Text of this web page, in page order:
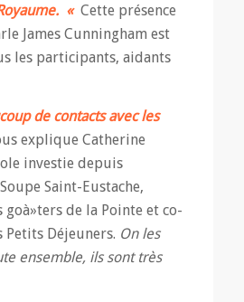
« Cette présence
James Cunningham est
les participants, aidants
de contacts avec les
explique Catherine
investie depuis
Saint-Eustache,
goà»ters de la Pointe et co-
Petits Déjeuners. On les
ensemble, ils sont très